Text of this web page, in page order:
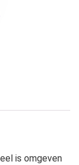
is omgeven